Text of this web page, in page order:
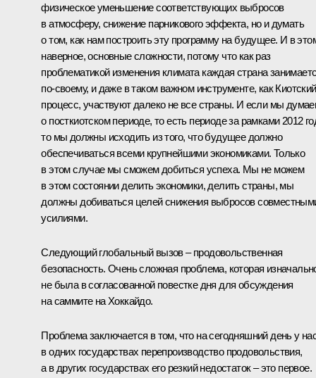
физическое уменьшение соответствующих выбросов
в атмосферу, снижение парникового эффекта, но и думать
о том, как нам построить эту программу на будущее. И в
наверное, основные сложности, потому что как раз
проблематикой изменения климата каждая страна
по‑своему, и даже в таком важном инструменте, как Киотский
процесс, участвуют далеко не все страны. И если мы
о посткиотском периоде, то есть периоде за рамками 2012
то мы должны исходить из того, что будущее должно
обеспечиваться всеми крупнейшими экономиками. Только
в этом случае мы сможем добиться успеха. Мы не можем
в этом состоянии делить экономики, делить страны, мы
должны добиваться целей снижения выбросов
усилиями.
Следующий глобальный вызов – продовольственная
безопасность. Очень сложная проблема, которая
не была в согласованной повестке дня для обсуждения
на саммите на Хоккайдо.
Проблема заключается в том, что на сегодняшний день у
в одних государствах перепроизводство продовольствия,
а в других государствах его резкий недостаток – это первое.